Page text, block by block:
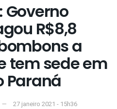
R$8,8
a
tem sede em
Paraná
27 janeiro 2021 - 15h36